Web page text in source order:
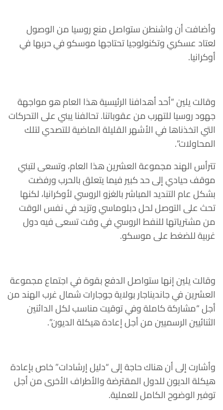
وأضافت أن واشنطن ستواصل منع روسيا من الوصول
لعتاد عسكري وتكنولوجيا تحتاجها موسكو في حربها في
أوكرانيا.
وقالت يلين “أحد أهدافنا الرئيسية هذا العام هو مواجهة
جهود روسيا للتهرب من عقوباتنا. تحالفنا يبني على التحركات
التي اتخذناها في الأشهر القليلة الماضية للتصدي لتلك
المحاولات”.
تترأس الهند مجموعة العشرين هذا العام، وتسعى لتبني
موقف حيادي إلى حد كبير فيما يتعلق بالحرب ورفضت
بشكل عام التنديد المباشر بالغزو الروسي لأوكرانيا، لكنها
تحث على التوصل لحل دبلوماسي وتزيد في نفس الوقت
من مشترياتها للنفط الروسي في وقت تسعى فيه دول
غربية للضغط على موسكو.
وقالت يلين إنها ستواصل الدفع بقوة في اجتماع مجموعة
العشرين في جانديناجار بولاية جوجارات شمال غرب الهند من
أجل “مشاركة كاملة وفي توقيت مناسب لكل الدائنين
الثنائيين الرسميين من أجل إعادة هيكلة الديون”.
وأشارت إلى أن هناك حاجة إلى “دليل إرشادات” خاص بإعادة
هيكلة الديون للدول المقترضة والأطراف الأخرى من أجل
توفير الوضوح الكامل للعملية.